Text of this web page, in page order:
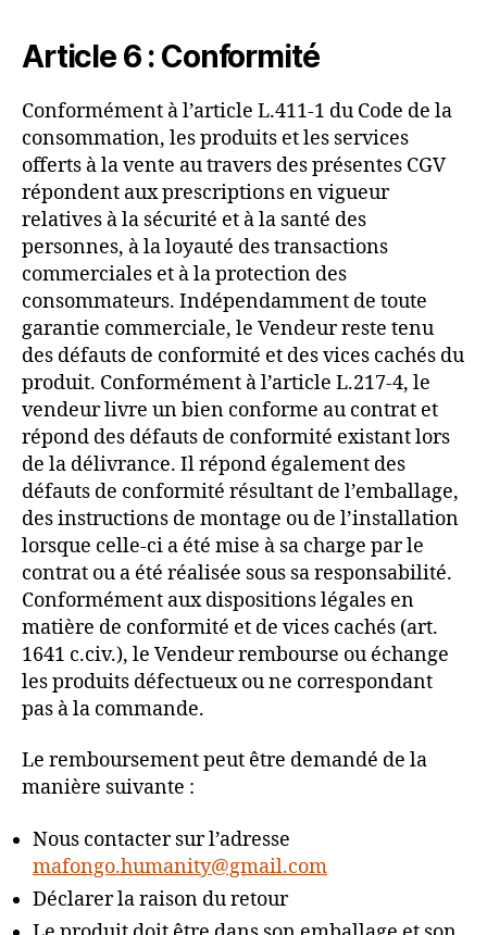
Article 6 : Conformité
Conformément à l’article L.411-1 du Code de la
consommation, les produits et les services
offerts à la vente au travers des présentes CGV
répondent aux prescriptions en vigueur
relatives à la sécurité et à la santé des
personnes, à la loyauté des transactions
commerciales et à la protection des
consommateurs. Indépendamment de toute
garantie commerciale, le Vendeur reste tenu
des défauts de conformité et des vices cachés du
produit. Conformément à l’article L.217-4, le
vendeur livre un bien conforme au contrat et
répond des défauts de conformité existant lors
de la délivrance. Il répond également des
défauts de conformité résultant de l’emballage,
des instructions de montage ou de l’installation
lorsque celle-ci a été mise à sa charge par le
contrat ou a été réalisée sous sa responsabilité.
Conformément aux dispositions légales en
matière de conformité et de vices cachés (art.
1641 c.civ.), le Vendeur rembourse ou échange
les produits défectueux ou ne correspondant
pas à la commande.
Le remboursement peut être demandé de la
manière suivante :
Nous contacter sur l’adresse
mafongo.humanity@gmail.com
Déclarer la raison du retour